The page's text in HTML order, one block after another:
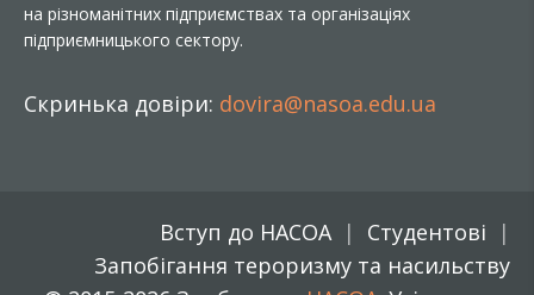
на різноманітних підприємствах та організаціях
підприємницького сектору.
Скринька довіри: dovira@nasoa.edu.ua
Вступ до НАСОА
Студентові
Запобігання тероризму та насильству